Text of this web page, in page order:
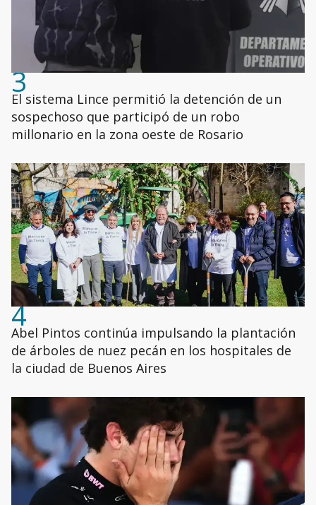
3
El sistema Lince permitió la detención de un
sospechoso que participó de un robo
millonario en la zona oeste de Rosario
4
Abel Pintos continúa impulsando la plantación
de árboles de nuez pecán en los hospitales de
la ciudad de Buenos Aires